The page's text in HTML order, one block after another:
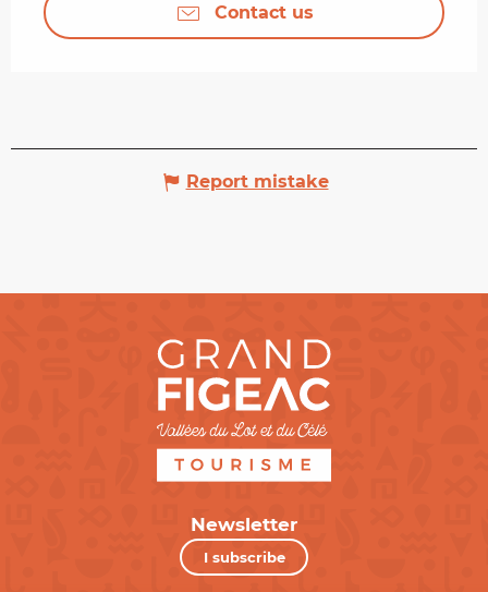
Contact us
Report mistake
Newsletter
I subscribe